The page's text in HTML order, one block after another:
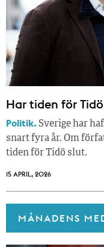
Har tiden för
Politik.Sverige har
snart fyra år. Om
tiden för Tidö slut.
15 APRIL, 2026
MÅNADENS